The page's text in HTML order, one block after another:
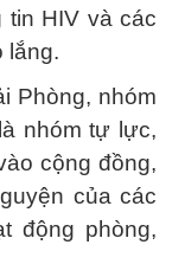
tin HIV và các
lắng.
Phòng, nhóm
nhóm tự lực,
cộng đồng,
của các
động phòng,